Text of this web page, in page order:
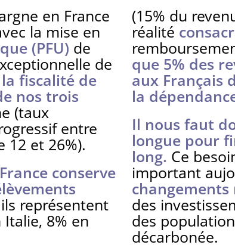
en France
la mise en
(PFU) de
de
la fiscalité de
nos trois
(taux
entre
12 et 26%).
conserve
représentent
Italie, 8% en
(15% du
réalité
que 5% des
aux Français
la
Il nous faut
longue pour
long. Ce
important
changements
des
des
décarbonée.